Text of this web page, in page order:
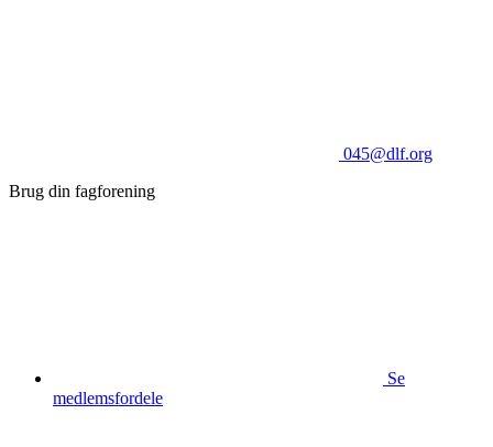
045@dlf.org
Brug din fagforening
Se
medlemsfordele